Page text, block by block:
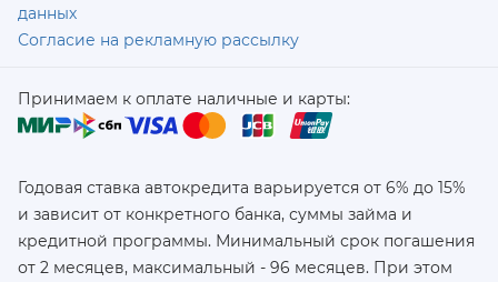
данных
Согласие на рекламную рассылку
Принимаем к оплате наличные и карты:
Годовая ставка автокредита варьируется от 6% до 15%
и зависит от конкретного банка, суммы займа и
кредитной программы. Минимальный срок погашения
от 2 месяцев, максимальный - 96 месяцев. При этом